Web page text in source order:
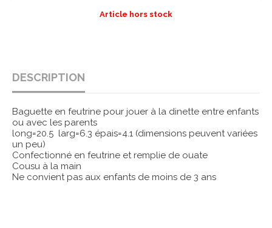
Article hors stock
DESCRIPTION
Baguette en feutrine pour jouer à la dinette entre enfants
ou avec les parents
long=20.5 larg=6.3 épais=4.1 (dimensions peuvent variées
un peu)
Confectionné en feutrine et remplie de ouate
Cousu à la main
Ne convient pas aux enfants de moins de 3 ans